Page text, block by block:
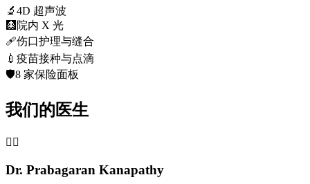
🔬 4D 超声波
🩻 院内 X 光
🩹伤口护理与缝合
💉 疫苗接种与点滴
🛡️8 家保险面板
我们的医生
👨‍⚕️
Dr. Prabagaran Kanapathy